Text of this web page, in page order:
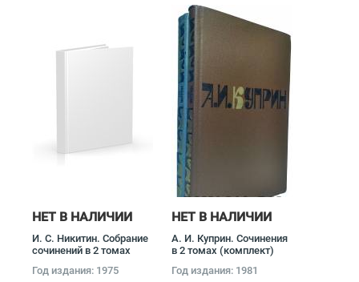
НЕТ В НАЛИЧИИ
И. С. Никитин. Собрание
сочинений в 2 томах
Никитин
Год издания: 1975
НЕТ В НАЛИЧИИ
А. И. Куприн. Сочинения
в 2 томах (комплект)
Год издания: 1981